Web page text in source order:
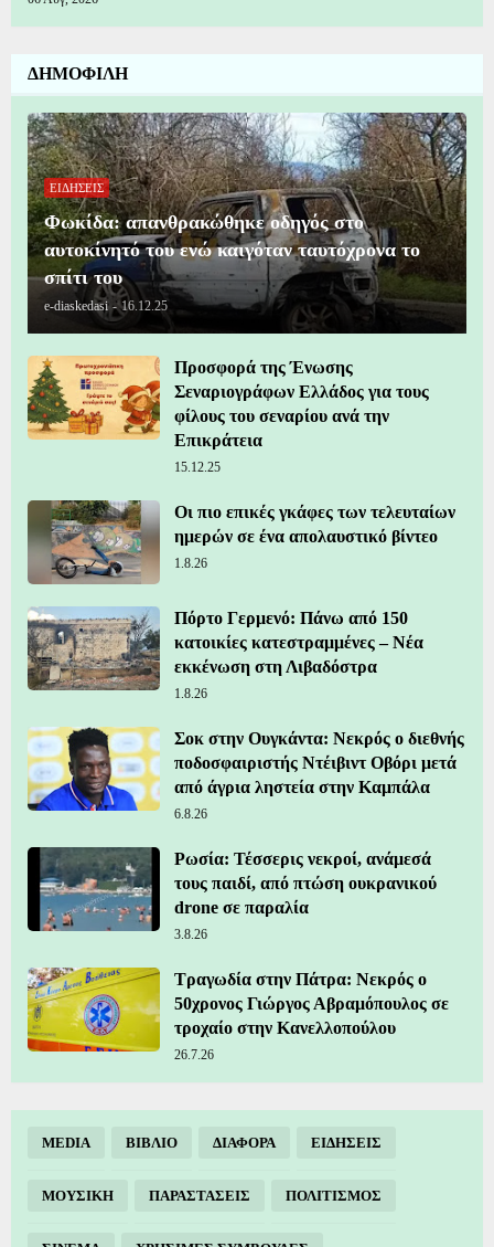
ΔΗΜΟΦΙΛΗ
ΕΙΔΗΣΕΙΣ
Φωκίδα: απανθρακώθηκε οδηγός στο
αυτοκίνητό του ενώ καιγόταν ταυτόχρονα το
σπίτι του
e-diaskedasi - 16.12.25
Προσφορά της Ένωσης
Σεναριογράφων Ελλάδος για τους
φίλους του σεναρίου ανά την
Επικράτεια
15.12.25
Οι πιο επικές γκάφες των τελευταίων
ημερών σε ένα απολαυστικό βίντεο
1.8.26
Πόρτο Γερμενό: Πάνω από 150
κατοικίες κατεστραμμένες – Νέα
εκκένωση στη Λιβαδόστρα
1.8.26
Σοκ στην Ουγκάντα: Νεκρός ο διεθνής
ποδοσφαιριστής Ντέιβιντ Οβόρι μετά
από άγρια ληστεία στην Καμπάλα
6.8.26
Ρωσία: Τέσσερις νεκροί, ανάμεσά
τους παιδί, από πτώση ουκρανικού
drone σε παραλία
3.8.26
Τραγωδία στην Πάτρα: Νεκρός ο
50χρονος Γιώργος Αβραμόπουλος σε
τροχαίο στην Κανελλοπούλου
26.7.26
MEDIA ΒΙΒΛΙΟ ΔΙΑΦΟΡΑ ΕΙΔΗΣΕΙΣ
ΜΟΥΣΙΚΗ ΠΑΡΑΣΤΑΣΕΙΣ ΠΟΛΙΤΙΣΜΟΣ